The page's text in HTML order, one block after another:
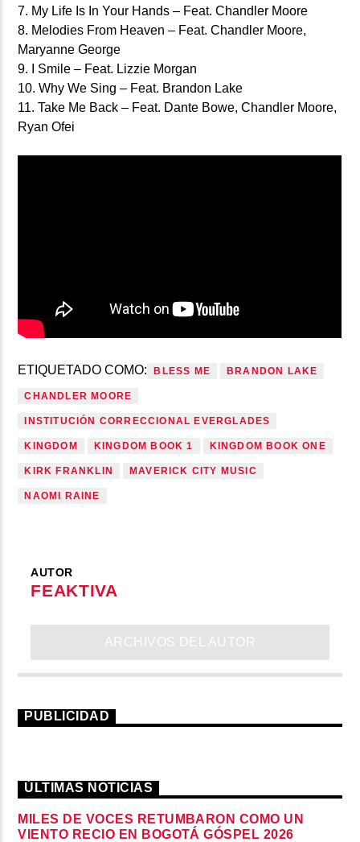
7. My Life Is In Your Hands – Feat. Chandler Moore
8. Melodies From Heaven – Feat. Chandler Moore,
Maryanne George
9. I Smile – Feat. Lizzie Morgan
10. Why We Sing – Feat. Brandon Lake
11. Take Me Back – Feat. Dante Bowe, Chandler Moore,
Ryan Ofei
ETIQUETADO COMO: BLESS ME BRANDON LAKE
CHANDLER MOORE
INSTITUCIÓN CORRECCIONAL EVERGLADES
KINGDOM KINGDOM BOOK 1 KINGDOM BOOK ONE
KIRK FRANKLIN MAVERICK CITY MUSIC
NAOMI RAINE
AUTOR
FEAKTIVA
ARCHIVOS DEL AUTOR
PUBLICIDAD
ÚLTIMAS NOTICIAS
MILES DE VOCES RETUMBARON COMO UN
VIENTO RECIO EN BOGOTÁ GÓSPEL 2026